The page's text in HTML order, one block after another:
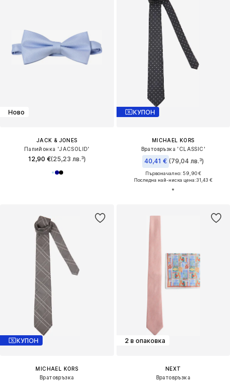
Ново
JACK & JONES
Папийонка 'JACSOLID'
12,90 €(25,23 лв.³)
КУПОН
MICHAEL KORS
Вратовръзка 'CLASSIC'
40,41 € (79,04 лв.³)
Първоначално: 59,90 €
Последна най-ниска цена:31,43 €
КУПОН
MICHAEL KORS
Вратовръзка
2 в опаковка
NEXT
Вратовръзка